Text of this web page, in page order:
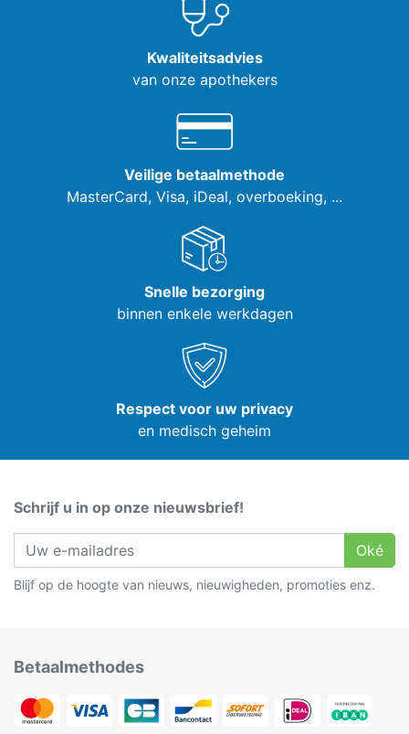
Kwaliteitsadvies
van onze apothekers
Veilige betaalmethode
MasterCard, Visa, iDeal, overboeking, ...
Snelle bezorging
binnen enkele werkdagen
Respect voor uw privacy
en medisch geheim
Schrijf u in op onze nieuwsbrief!
Oké
Blijf op de hoogte van nieuws, nieuwigheden, promoties enz.
Betaalmethodes